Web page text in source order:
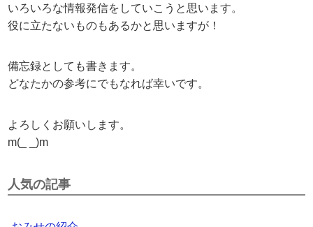
いろいろな情報発信をしていこうと思います。
役に立たないものもあるかと思いますが！
備忘録としても書きます。
どなたかの参考にでもなれば幸いです。
よろしくお願いします。
m(_ _)m
人気の記事